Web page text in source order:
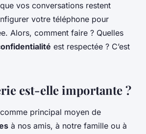
vos conversations restent
votre téléphone pour
Alors, comment faire ? Quelles
est respectée ? C’est
est-elle importante ?
comme principal moyen de
à nos amis, à notre famille ou à